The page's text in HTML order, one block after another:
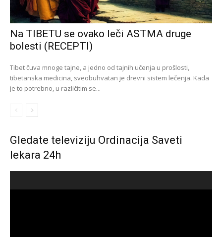
Na TIBETU se ovako leči ASTMA druge
bolesti (RECEPTI)
Tibet čuva mnoge tajne, a jedno od tajnih učenja u prošlosti,
tibetanska medicina, sveobuhvatan je drevni sistem lečenja. Kada
je to potrebno, u različitim se...
Gledate televiziju Ordinacija Saveti
lekara 24h